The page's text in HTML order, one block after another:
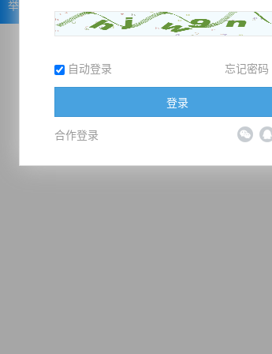
举报
自动登录 忘记密码
登录
合作登录